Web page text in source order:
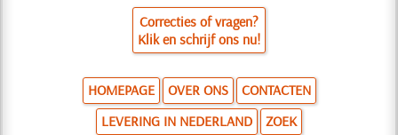
Correcties of vragen?
Klik en schrijf ons nu!
HOMEPAGE OVER ONS
CONTACTEN
LEVERING IN NEDERLAND
ZOEK